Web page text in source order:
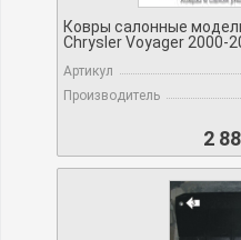
Ковры салонные
Chrysler Voyager 2000-
Артикул
Производитель
2